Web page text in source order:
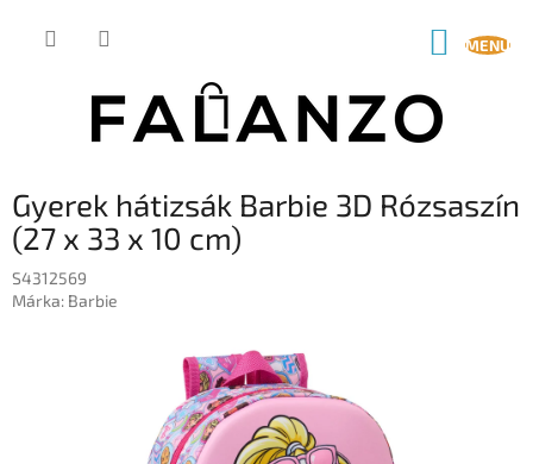
KOSÁR
Gyerek hátizsák Barbie 3D Rózsaszín
(27 x 33 x 10 cm)
S4312569
Márka: Barbie